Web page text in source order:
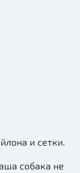
и сетки.
собака не